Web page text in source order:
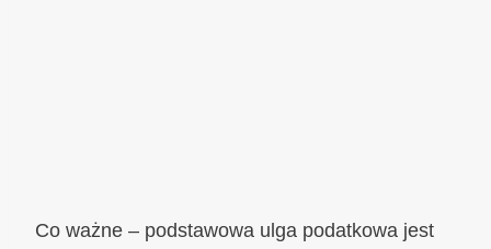
Co ważne – podstawowa ulga podatkowa jest